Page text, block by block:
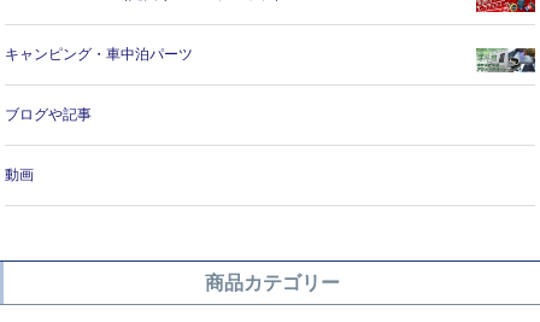
キャンピング・車中泊パーツ
ブログや記事
動画
商品カテゴリー